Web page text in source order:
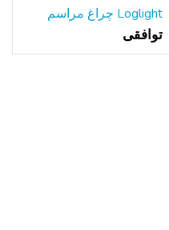
Loglight چراغ مراسم
توافقی